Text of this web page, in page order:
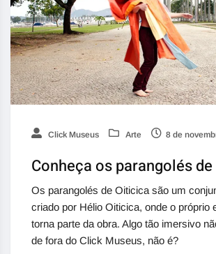
Click Museus Arte 8 de
Conheça os parangolés
Os parangolés de Oiticica são um
criado por Hélio Oiticica, onde o próprio
torna parte da obra. Algo tão imersivo
de fora do Click Museus, não é?